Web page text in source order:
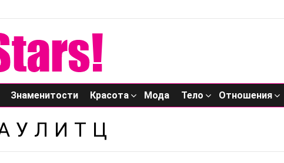
Знаменитости Красота Мода Тело Отношения